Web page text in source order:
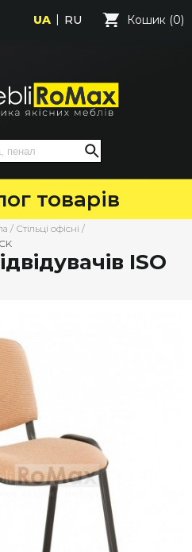
UA RU Кошик (0)
товарів
/ Стільці офісні /
ISO